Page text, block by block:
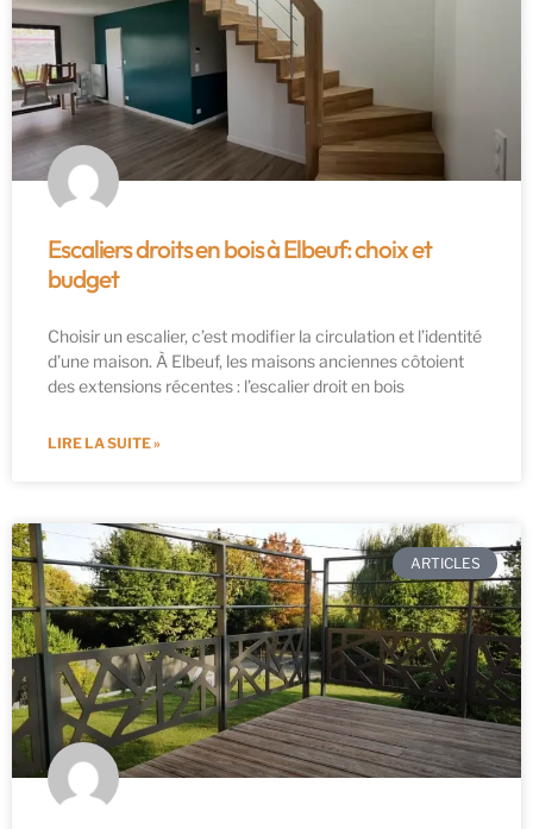
Escaliers droits en bois à Elbeuf: choix et
budget
Choisir un escalier, c’est modifier la circulation et l’identité
d’une maison. À Elbeuf, les maisons anciennes côtoient
des extensions récentes : l’escalier droit en bois
LIRE LA SUITE »
ARTICLES